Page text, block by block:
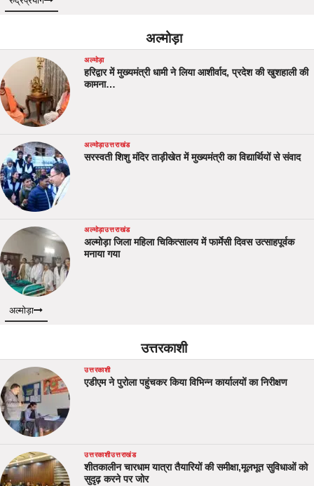
अल्मोड़ा
अल्मोड़ा
हरिद्वार में मुख्यमंत्री धामी ने लिया आशीर्वाद, प्रदेश की खुशहाली की
कामना…
अल्मोड़ाउत्तराखंड
सरस्वती शिशु मंदिर ताड़ीखेत में मुख्यमंत्री का विद्यार्थियों से संवाद
अल्मोड़ाउत्तराखंड
अल्मोड़ा जिला महिला चिकित्सालय में फार्मेसी दिवस उत्साहपूर्वक
मनाया गया
अल्मोड़ा
उत्तरकाशी
उत्तरकाशी
एडीएम ने पुरोला पहुंचकर किया विभिन्न कार्यालयों का निरीक्षण
उत्तरकाशीउत्तराखंड
शीतकालीन चारधाम यात्रा तैयारियों की समीक्षा,मूलभूत सुविधाओं को
सुदृढ़ करने पर जोर